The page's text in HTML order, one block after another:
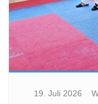
19. Juli 2026